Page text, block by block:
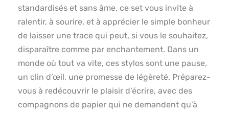
standardisés et sans âme, ce set vous invite à
ralentir, à sourire, et à apprécier le simple bonheur
de laisser une trace qui peut, si vous le souhaitez,
disparaître comme par enchantement. Dans un
monde où tout va vite, ces stylos sont une pause,
un clin d’œil, une promesse de légèreté. Préparez-
vous à redécouvrir le plaisir d’écrire, avec des
compagnons de papier qui ne demandent qu’à